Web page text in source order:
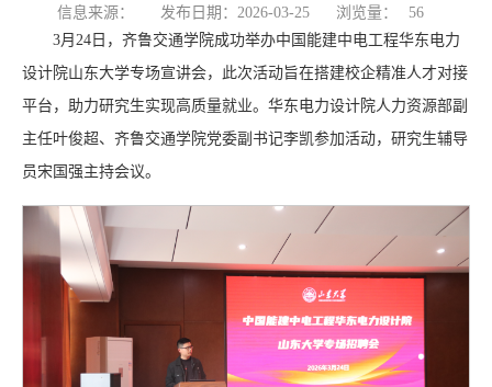
信息来源： 发布日期：2026-03-25 浏览量：
56
3月24日，齐鲁交通学院成功举办中国能建中电工程华东电力
设计院山东大学专场宣讲会，此次活动旨在搭建校企精准人才对接
平台，助力研究生实现高质量就业。华东电力设计院人力资源部副
主任叶俊超、齐鲁交通学院党委副书记李凯参加活动，研究生辅导
员宋国强主持会议。